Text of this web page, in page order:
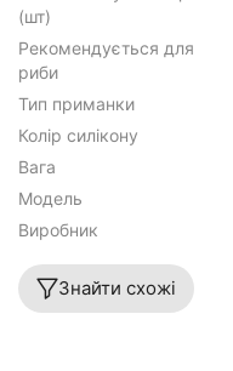
(шт)
Рекомендується для
риби
Тип приманки
Колір силікону
Вага
Модель
Виробник
Знайти схожі